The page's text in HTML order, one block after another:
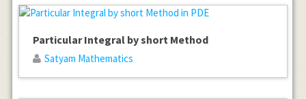
Particular Integral by short Method
Satyam Mathematics